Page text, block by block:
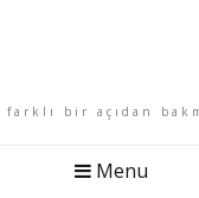
farklı bir açıdan
Menu